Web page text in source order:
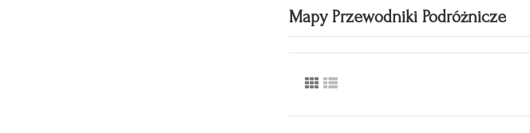
Mapy Przewodniki Podróżnicze